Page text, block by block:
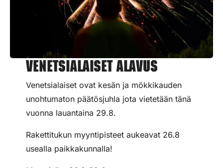
Venetsialaiset Alavus
Venetsialaiset ovat kesän ja mökkikauden
unohtumaton päätösjuhla jota vietetään tänä
vuonna lauantaina 29.8.
Rakettitukun myyntipisteet aukeavat 26.8
usealla paikkakunnalla!